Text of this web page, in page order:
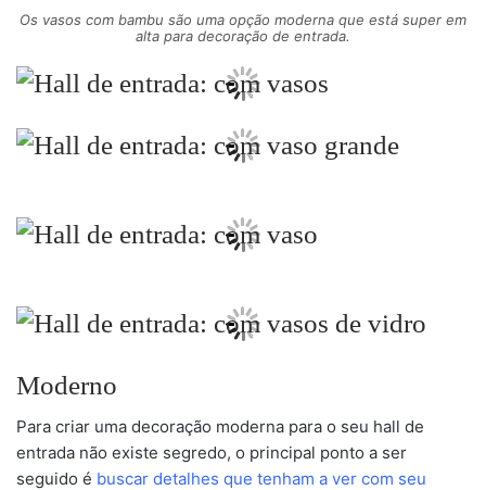
Os vasos com bambu são uma opção moderna que está super em
alta para decoração de entrada.
Moderno
Para criar uma decoração moderna para o seu hall de
entrada não existe segredo, o principal ponto a ser
seguido é buscar detalhes que tenham a ver com seu